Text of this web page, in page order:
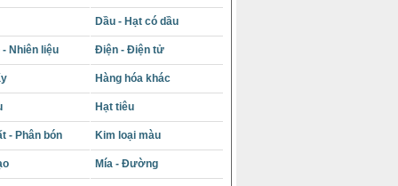
Dầu - Hạt có dầu
- Nhiên liệu Điện - Điện tử
Hàng hóa khác
Hạt tiêu
- Phân bón Kim loại màu
Mía - Đường